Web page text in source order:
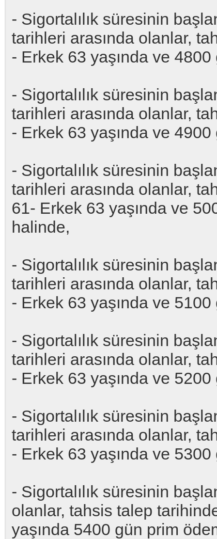
- Sigortalılık süresinin
tarihleri arasında olanlar,
- Erkek 63 yaşında ve
- Sigortalılık süresinin
tarihleri arasında olanlar,
- Erkek 63 yaşında ve
- Sigortalılık süresinin
tarihleri arasında olanlar,
61- Erkek 63 yaşında ve
halinde,
- Sigortalılık süresinin
tarihleri arasında olanlar,
- Erkek 63 yaşında ve
- Sigortalılık süresinin
tarihleri arasında olanlar,
- Erkek 63 yaşında ve
- Sigortalılık süresinin
tarihleri arasında olanlar,
- Erkek 63 yaşında ve
- Sigortalılık süresinin
olanlar, tahsis talep
yaşında 5400 gün prim